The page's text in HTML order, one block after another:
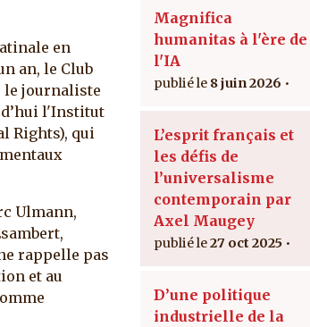
en
an, le Club
le journaliste
l'Institut
Rights), qui
Ulmann,
rappelle pas
et au
Magnifica
humanitas à l'ère de
l'IA
8 juin 2026
L’esprit français et
les défis de
l’universalisme
contemporain par
Axel Maugey
27 oct 2025
D’une politique
industrielle de la